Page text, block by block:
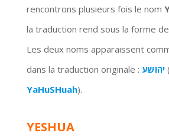
rencontrons plusieurs fois le nom
la traduction rend sous la forme de
Les deux noms apparaissent
dans la traduction originale :
יהושע (
YaHuSHuah).
YESHUA